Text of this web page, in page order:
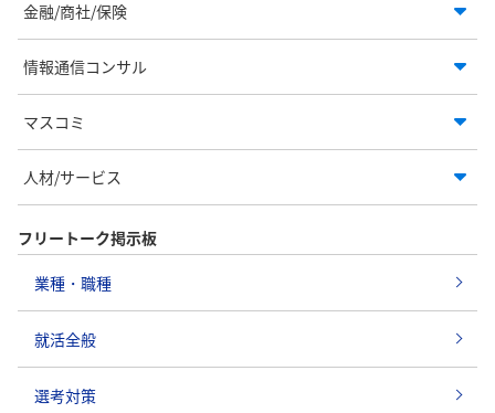
金融/商社/保険
情報通信コンサル
マスコミ
人材/サービス
フリートーク掲示板
業種・職種
就活全般
選考対策